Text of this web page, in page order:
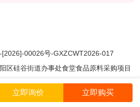
立即询价 立即购买
00026号-GXZCWT2026-017
硅谷街道办事处食堂食品原料采购项目